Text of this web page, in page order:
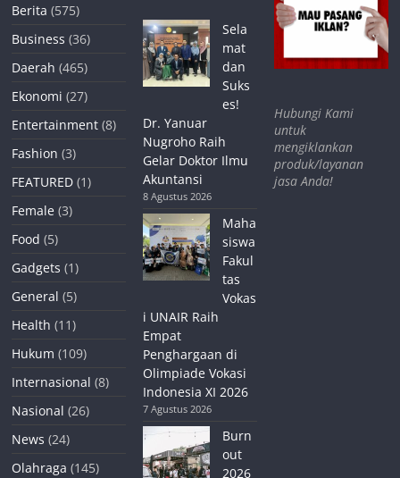
Berita (575)
Business (36)
Daerah (465)
Ekonomi (27)
Entertainment (8)
Fashion (3)
FEATURED (1)
Female (3)
Food (5)
Gadgets (1)
General (5)
Health (11)
Hukum (109)
Internasional (8)
Nasional (26)
News (24)
Olahraga (145)
Sela
mat
dan
Suks
es!
Dr. Yanuar
Nugroho Raih
Gelar Doktor Ilmu
Akuntansi
8 Agustus 2026
Maha
siswa
Fakul
tas
Vokas
i UNAIR Raih
Empat
Penghargaan di
Olimpiade Vokasi
Indonesia XI 2026
7 Agustus 2026
Burn
out
2026
Hubungi Kami
untuk
mengiklankan
produk/layanan
jasa Anda!